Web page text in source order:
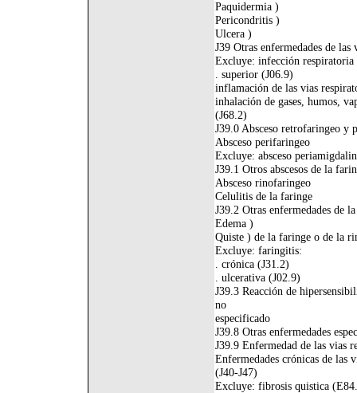
Paquidermia )
Pericondritis )
Ulcera )
J39 Otras enfermedades de
Excluye: infección respiratoria
. superior (J06.9)
inflamación de las vias
inhalación de gases, humos,
(J68.2)
J39.0 Absceso retrofaringeo y
Absceso perifaringeo
Excluye: absceso
J39.1 Otros abscesos de la
Absceso rinofaringeo
Celulitis de la faringe
J39.2 Otras enfermedades de
Edema )
Quiste ) de la faringe o de la
Excluye: faringitis:
. crónica (J31.2)
. ulcerativa (J02.9)
J39.3 Reacción de
no
especificado
J39.8 Otras enfermedades
J39.9 Enfermedad de las vias
Enfermedades crónicas de las
(J40-J47)
Excluye: fibrosis quistica